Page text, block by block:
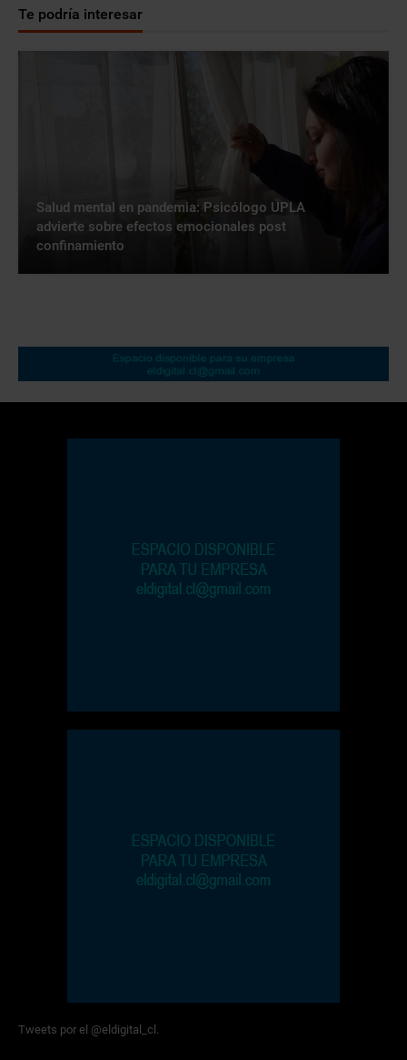
Te podría interesar
Salud mental en pandemia: Psicólogo UPLA
advierte sobre efectos emocionales post
confinamiento
Tweets por el @eldigital_cl.